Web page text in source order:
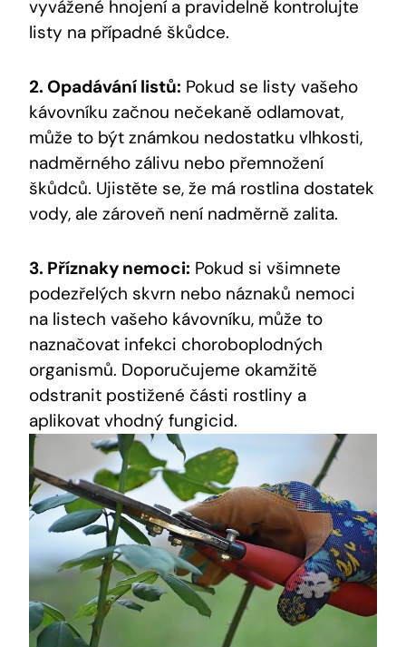
vyvážené hnojení a pravidelně kontrolujte
listy na případné škůdce.
2. Opadávání listů: Pokud se listy vašeho
kávovníku začnou nečekaně odlamovat,
může to být známkou nedostatku vlhkosti,
nadměrného zálivu nebo přemnožení
škůdců. Ujistěte se, že má rostlina dostatek
vody, ale zároveň není nadměrně zalita.
3. Příznaky nemoci: Pokud si všimnete
podezřelých skvrn nebo náznaků nemoci
na listech vašeho kávovníku, může to
naznačovat infekci choroboplodných
organismů. Doporučujeme okamžitě
odstranit postižené části rostliny a
aplikovat vhodný fungicid.